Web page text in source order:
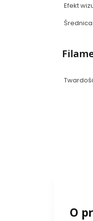
Efekt
Średnica
O